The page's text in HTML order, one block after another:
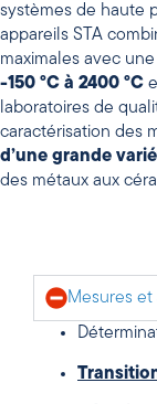
systèmes de haute
appareils STA
maximales avec
-150 °C à 2400 °C
laboratoires de
caractérisation des
d’une grande
des métaux aux
Mesures et